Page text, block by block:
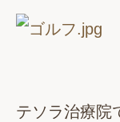
テソラ治療院